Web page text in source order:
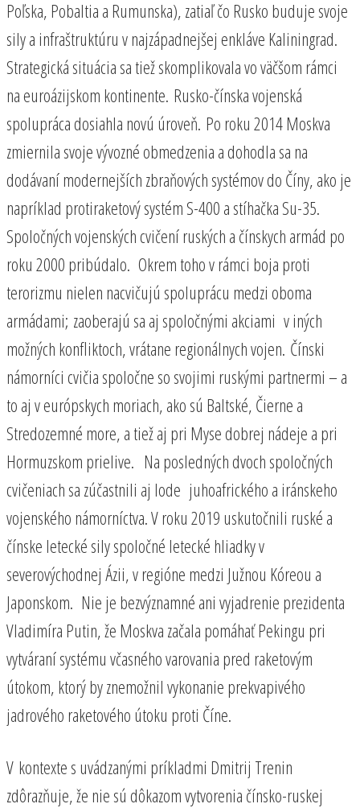
Poľska, Pobaltia a Rumunska), zatiaľ čo Rusko buduje svoje
sily a infraštruktúru v najzápadnejšej enkláve Kaliningrad.
Strategická situácia sa tiež skomplikovala vo väčšom rámci
na euroázijskom kontinente. Rusko-čínska vojenská
spolupráca dosiahla novú úroveň. Po roku 2014 Moskva
zmiernila svoje vývozné obmedzenia a dohodla sa na
dodávaní modernejších zbraňových systémov do Číny, ako je
napríklad protiraketový systém S-400 a stíhačka Su-35.
Spoločných vojenských cvičení ruských a čínskych armád po
roku 2000 pribúdalo. Okrem toho v rámci boja proti
terorizmu nielen nacvičujú spoluprácu medzi oboma
armádami; zaoberajú sa aj spoločnými akciami v iných
možných konfliktoch, vrátane regionálnych vojen. Čínski
námorníci cvičia spoločne so svojimi ruskými partnermi – a
to aj v európskych moriach, ako sú Baltské, Čierne a
Stredozemné more, a tiež aj pri Myse dobrej nádeje a pri
Hormuzskom prielive. Na posledných dvoch spoločných
cvičeniach sa zúčastnili aj lode juhoafrického a iránskeho
vojenského námorníctva. V roku 2019 uskutočnili ruské a
čínske letecké sily spoločné letecké hliadky v
severovýchodnej Ázii, v regióne medzi Južnou Kóreou a
Japonskom. Nie je bezvýznamné ani vyjadrenie prezidenta
Vladimíra Putin, že Moskva začala pomáhať Pekingu pri
vytváraní systému včasného varovania pred raketovým
útokom, ktorý by znemožnil vykonanie prekvapivého
jadrového raketového útoku proti Číne.
V kontexte s uvádzanými príkladmi Dmitrij Trenin
zdôrazňuje, že nie sú dôkazom vytvorenia čínsko-ruskej